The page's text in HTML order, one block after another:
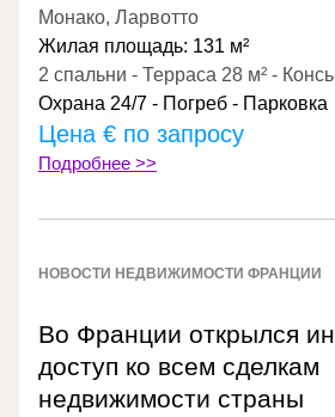
Монако, Ларвотто
Жилая площадь: 131 м²
2 спальни - Терраса 28 м² -
Охрана 24/7 - Погреб - Парковка
Цена € по запросу
Подробнее >>
НОВОСТИ НЕДВИЖИМОСТИ ФРАНЦИИ
Во Франции открылся
доступ ко всем сделкам
недвижимости страны